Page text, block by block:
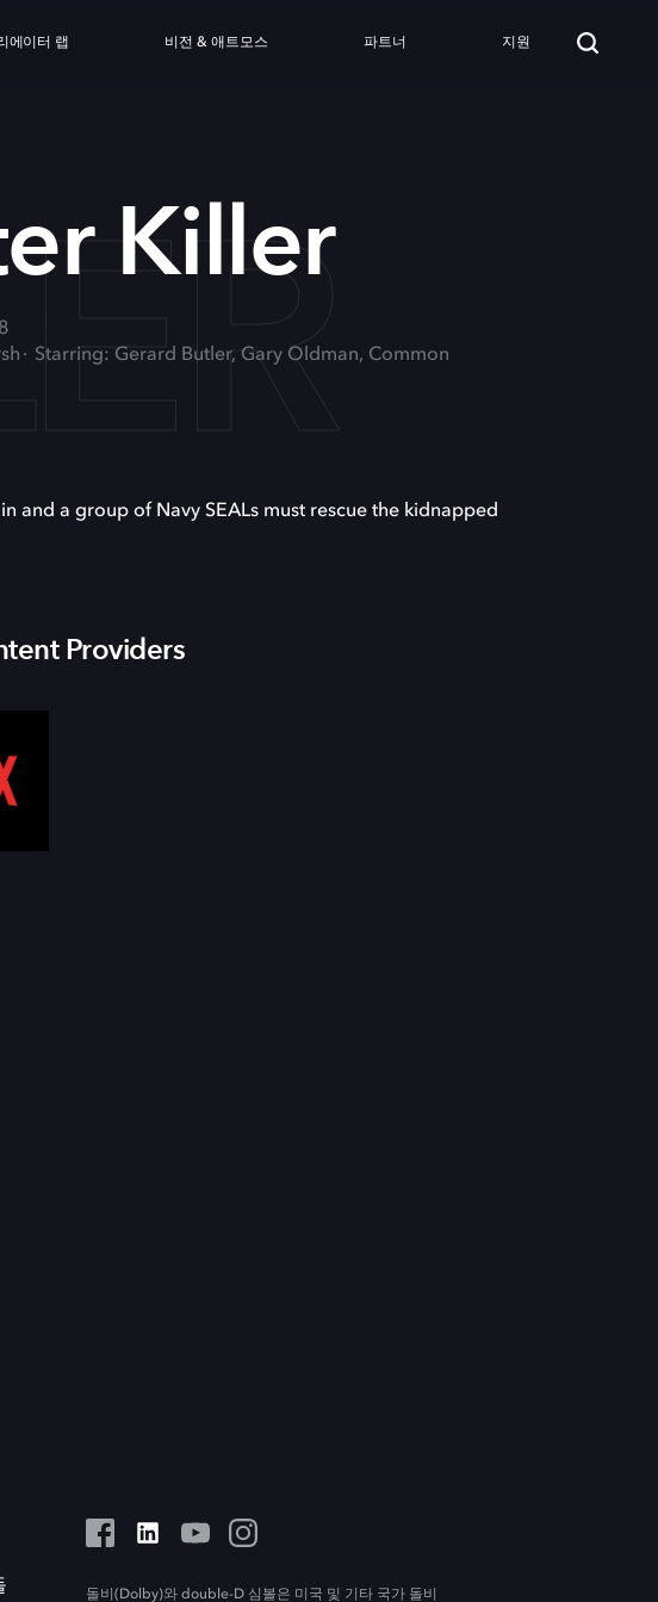
에이터 랩 비전 & 애트모스 파트너 지원
Killer
Starring: Gerard Butler, Gary Oldman, Common
and a group of Navy SEALs must rescue the kidnapped
Providers
돌비(Dolby)와 double-D 심볼은 미국 및 기타 국가 돌비